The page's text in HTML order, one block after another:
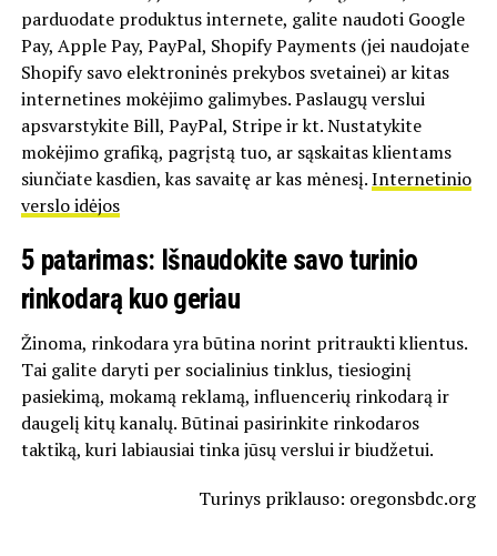
parduodate produktus internete, galite naudoti Google
Pay, Apple Pay, PayPal, Shopify Payments (jei naudojate
Shopify savo elektroninės prekybos svetainei) ar kitas
internetines mokėjimo galimybes. Paslaugų verslui
apsvarstykite Bill, PayPal, Stripe ir kt. Nustatykite
mokėjimo grafiką, pagrįstą tuo, ar sąskaitas klientams
siunčiate kasdien, kas savaitę ar kas mėnesį.Internetinio
verslo idėjos
5 patarimas: Išnaudokite savo turinio
rinkodarą kuo geriau
Žinoma, rinkodara yra būtina norint pritraukti klientus.
Tai galite daryti per socialinius tinklus, tiesioginį
pasiekimą, mokamą reklamą, influencerių rinkodarą ir
daugelį kitų kanalų. Būtinai pasirinkite rinkodaros
taktiką, kuri labiausiai tinka jūsų verslui ir biudžetui.
Turinys priklauso: oregonsbdc.org